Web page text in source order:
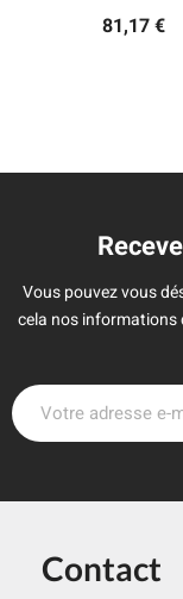
81,17 €
Vous pouvez vous
cela nos informations
Contact